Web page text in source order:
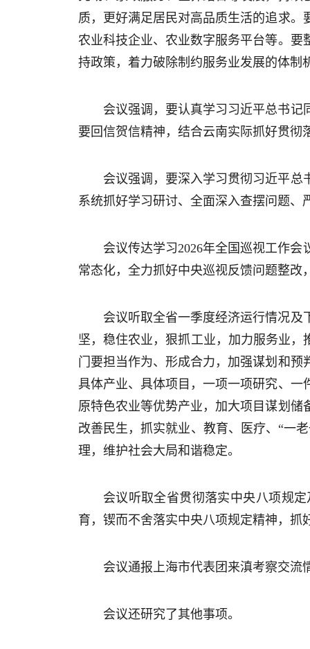
质，更好满足居民对高品质生活的追求
农业科技企业、农业数字服务平台等。
持政策，着力破除制约服务业发展的体
会议强调，要认真学习习近平总书
要回信贺信精神，结合云南实际抓好贯彻
会议强调，要深入学习贯彻习近平
系统抓好学习研讨、全面深入查摆问题
会议传达学习2026年全国巡视工作
常态化，全力抓好中央巡视反馈问题整
会议听取全省一季度经济运行情况
坚，稳住农业，狠抓工业，加力服务业
门要担当作为、形成合力，加强谋划和
具体产业、具体项目，一项一项研究、
原特色农业等优势产业，加大项目谋划
改善民生，抓实就业、教育、医疗、“一
理，维护社会大局和谐稳定。
会议听取全省贯彻落实中央八项规
育，锲而不舍落实中央八项规定精神，
会议通报上海市代表团来滇考察交流
会议还研究了其他事项。